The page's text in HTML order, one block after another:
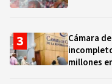
Cámara
millones